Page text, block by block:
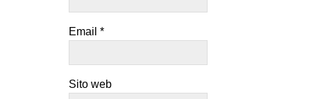
Email *
Sito web